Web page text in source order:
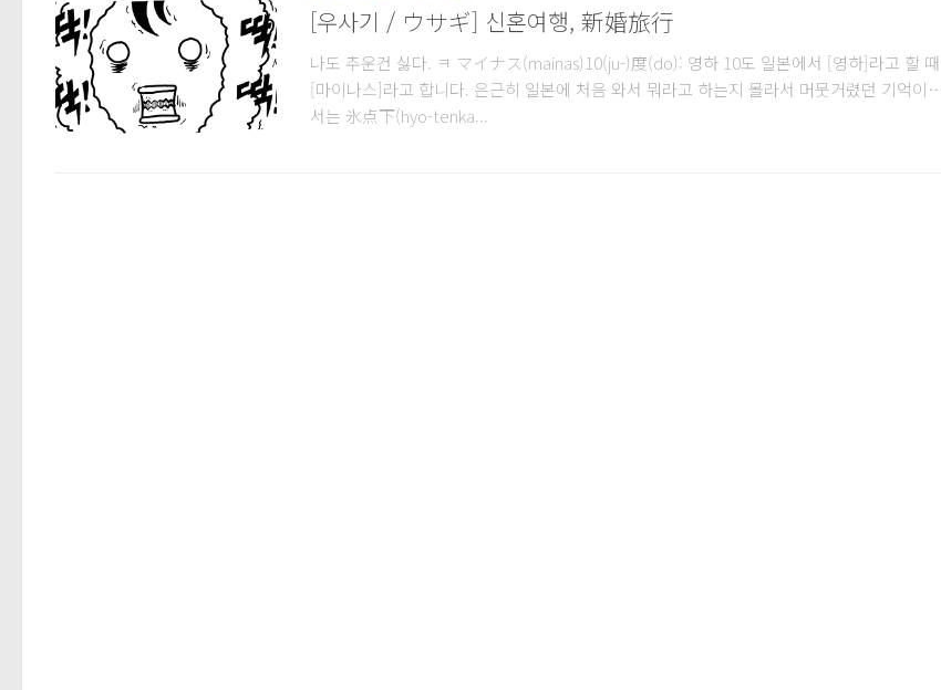
[우사기 / ウサギ] 신혼여행, 新婚旅行
나도 추운건 싫다. ㅋ マイナス(mainas)10(ju-)度(do): 영하 10도 일본에서 [영하]라고 할
[마이나스]라고 합니다. 은근히 일본에 처음 와서 뭐라고 하는지 몰라서 머뭇거렸던 기억이
서는 氷点下(hyo-tenka...